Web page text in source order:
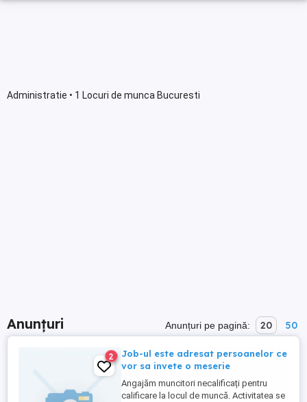
Administratie • 1 Locuri de munca Bucuresti
Anunțuri Anunțuri pe pagină: 20 50
2
Job-ul este adresat persoanelor ce
vor sa invete o meserie
Angajăm muncitori necalificați pentru
calificare la locul de muncă. Activitatea se